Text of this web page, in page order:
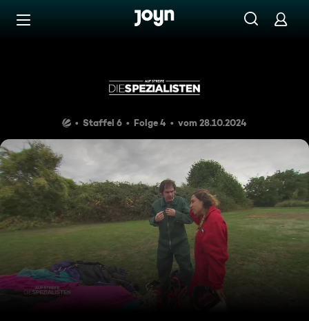
Zum Inhalt springen
Staffel 6 Folge 4 vom 28.10.2024